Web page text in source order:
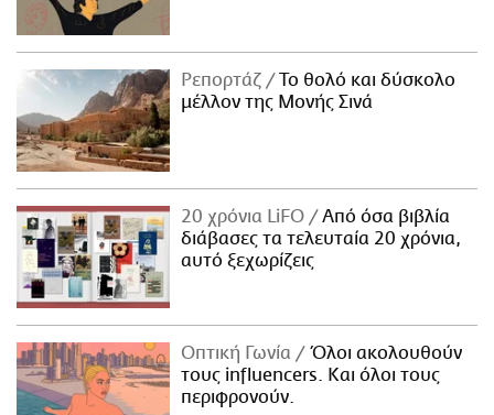
Ρεπορτάζ
Το θολό και δύσκολο
μέλλον της Μονής Σινά
20 χρόνια LiFO
Από όσα βιβλία
διάβασες τα τελευταία 20 χρόνια,
αυτό ξεχωρίζεις
Οπτική Γωνία
Όλοι ακολουθούν
τους influencers. Και όλοι τους
περιφρονούν.